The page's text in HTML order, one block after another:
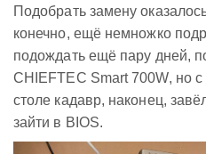
Подобрать замену
конечно, ещё немножко
подождать ещё пару дней,
CHIEFTEC Smart 700W, но
столе кадавр, наконец,
зайти в BIOS.